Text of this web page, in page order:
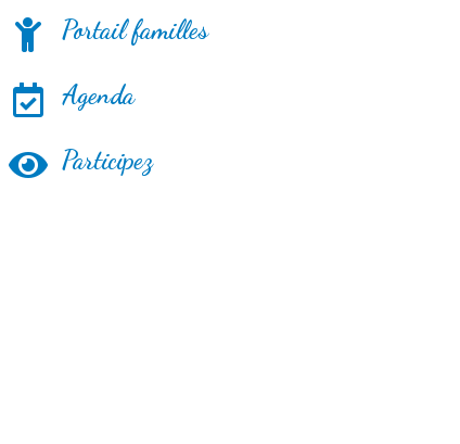
Portail familles
Agenda
Participez